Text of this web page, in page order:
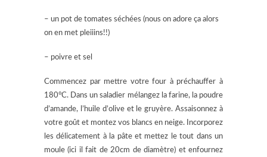
– un pot de tomates séchées (nous on adore ça alors
on en met pleiiins!!)
– poivre et sel
Commencez par mettre votre four à préchauffer à
180°C. Dans un saladier mélangez la farine, la poudre
d’amande, l’huile d’olive et le gruyère. Assaisonnez à
votre goût et montez vos blancs en neige. Incorporez
les délicatement à la pâte et mettez le tout dans un
moule (ici il fait de 20cm de diamètre) et enfournez